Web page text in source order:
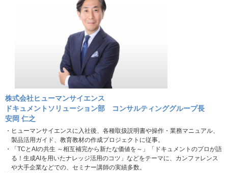
株式会社ヒューマンサイエンス
ドキュメントソリューション部 コンサルティンググループ長
安岡 仁之
・ヒューマンサイエンスに入社後、各種取扱説明書や操作・業務マニュアル、
製品活用ガイド、教育教材の作成プロジェクトに従事。
・「TCとAIの共生 ～相互補完から新たな価値を～」「ドキュメントのプロが語
る！生成AIを用いたナレッジ活用のコツ」などをテーマに、カンファレンス
や大手企業などでの、セミナー講師の実績多数。